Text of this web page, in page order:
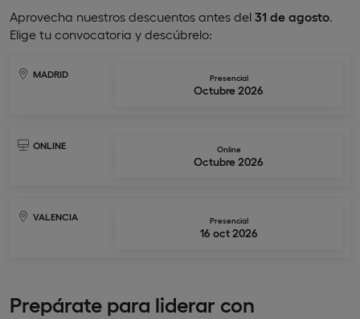
Prepárate para liderar con
Aprovecha nuestros descuentos antes del 31 de agosto.
Elige tu convocatoria y descúbrelo:
MADRID Presencial
Octubre 2026
ONLINE Online
Octubre 2026
VALENCIA Presencial
16 oct 2026